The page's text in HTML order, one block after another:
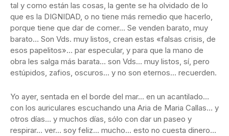
tal y como están las cosas, la gente se ha olvidado de lo
que es la DIGNIDAD, o no tiene más remedio que hacerlo,
porque tiene que dar de comer… Se venden barato, muy
barato… Son Vds. muy listos, crean estas «falsas crisis, de
esos papelitos»… par especular, y para que la mano de
obra les salga más barata… son Vds… muy listos, sí, pero
estúpidos, zafios, oscuros… y no son eternos… recuerden.
Yo ayer, sentada en el borde del mar… en un acantilado…
con los auriculares escuchando una Aria de Maria Callas… y
otros días… y muchos días, sólo con dar un paseo y
respirar… ver… soy feliz… mucho… esto no cuesta dinero…